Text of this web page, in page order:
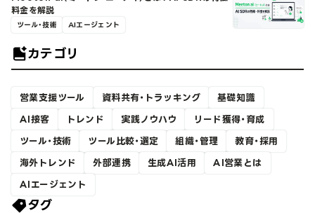
料金を解説
ツール・技術 AIエージェント
カテゴリ
営業支援ツール 資料共有・トラッキング 基礎知識
AI接客 トレンド 実践ノウハウ リード獲得・育成
ツール・技術 ツール比較・選定 組織・管理 教育・採用
海外トレンド 外部連携 生成AI活用 AI営業とは
AIエージェント
タグ